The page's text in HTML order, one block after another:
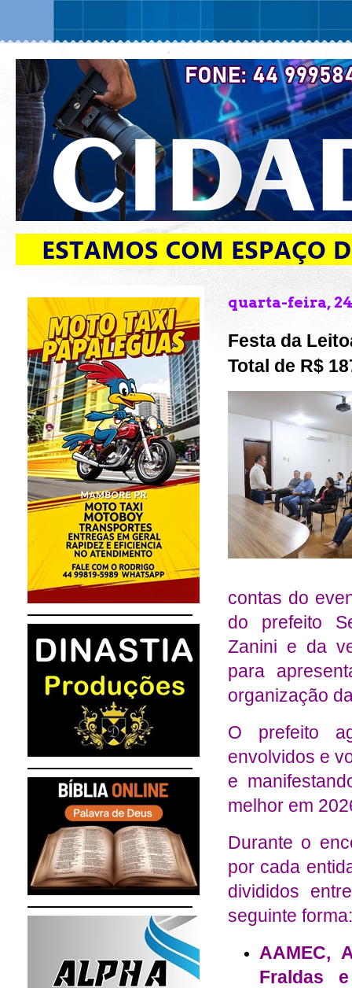
quarta-feira,
Festa da
Total de R$
contas do
do prefeito
Zanini e da
para
organização
O prefeito
envolvidos e
e
melhor em
Durante o
por cada
divididos
seguinte forma:
AAMEC,
Fraldas